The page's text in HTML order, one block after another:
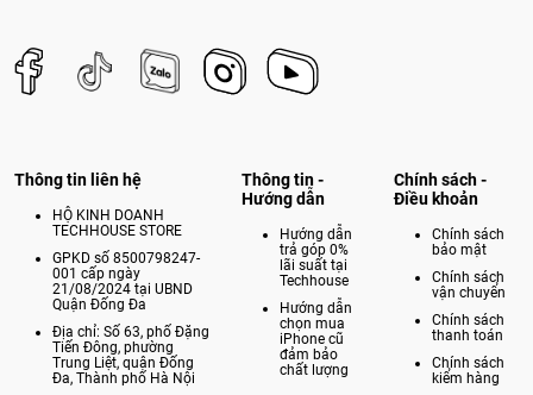
Thông tin liên hệ
HỘ KINH DOANH
TECHHOUSE STORE
GPKD số 8500798247-
001 cấp ngày
21/08/2024 tại UBND
Quận Đống Đa
Địa chỉ: Số 63, phố Đặng
Tiến Đông, phường
Trung Liệt, quận Đống
Đa, Thành phố Hà Nội
Thông tin -
Hướng dẫn
Hướng dẫn
trả góp 0%
lãi suất tại
Techhouse
Hướng dẫn
chọn mua
iPhone cũ
đảm bảo
chất lượng
Chính sách -
Điều khoản
Chính sách
bảo mật
Chính sách
vận chuyển
Chính sách
thanh toán
Chính sách
kiểm hàng